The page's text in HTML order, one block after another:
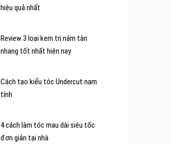
hiệu quả nhất
Review 3 loại kem trị nám tàn
nhang tốt nhất hiện nay
Cách tạo kiểu tóc Undercut nam
tính
4 cách làm tóc mau dài siêu tốc
đơn giản tại nhà